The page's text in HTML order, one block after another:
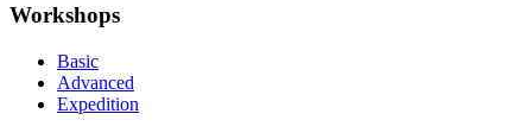
Workshops
Basic
Advanced
Expedition